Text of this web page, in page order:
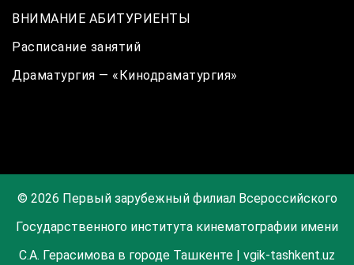
ВНИМАНИЕ АБИТУРИЕНТЫ
Расписание занятий
Драматургия — «Кинодраматургия»
© 2026 Первый зарубежный филиал Всероссийского
Государственного института кинематографии имени
С.А. Герасимова в городе Ташкенте | vgik-tashkent.uz